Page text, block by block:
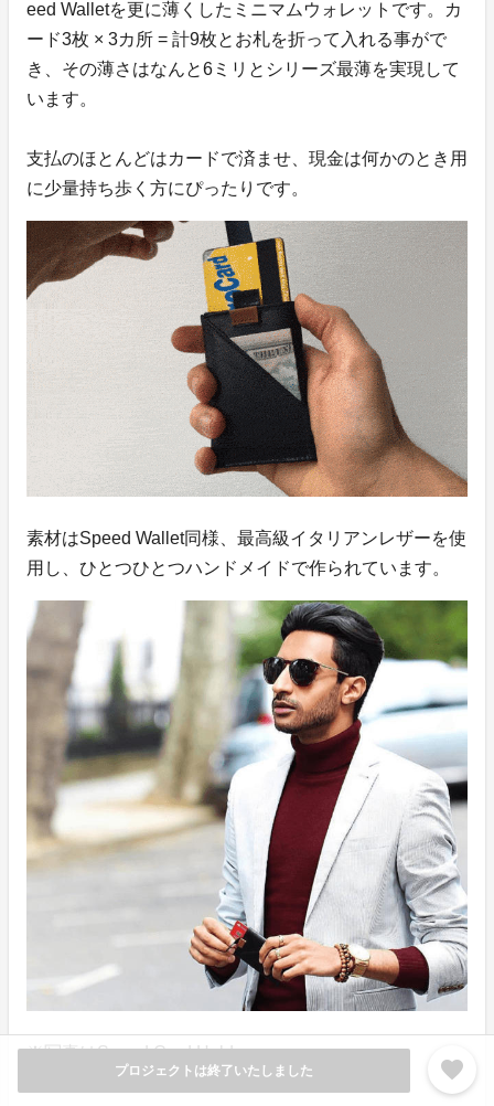
プロジェクトは終了いたしました favorite
eed Walletを更に薄くしたミニマムウォレットです。カ
ード3枚 × 3カ所 = 計9枚とお札を折って入れる事がで
き、その薄さはなんと6ミリとシリーズ最薄を実現して
います。
支払のほとんどはカードで済ませ、現金は何かのとき用
に少量持ち歩く方にぴったりです。
素材はSpeed Wallet同様、最高級イタリアンレザーを使
用し、ひとつひとつハンドメイドで作られています。
※写真はSpeed Card Holder